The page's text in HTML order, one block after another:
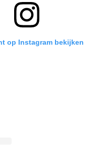
op Instagram bekijken